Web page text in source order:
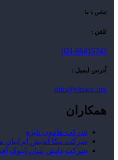
تماس با ما
تلفن :
021-66415743
آدرس ایمیل :
info@vinaco.org
همکاران
شرکت هامون نایزه
شرکت نیکا اندیش ایرانیان
شرکت دانش بنیان ایتوک